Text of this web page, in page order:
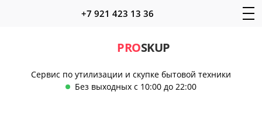
PROSKUP
Сервис по утилизации и скупке бытовой техники
Без выходных с 10:00 до 22:00
+7 921 423 13 36